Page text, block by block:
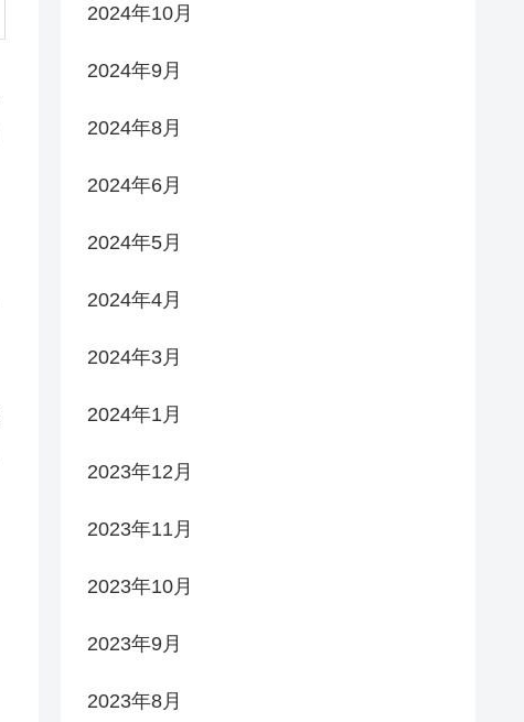
2024年10月
2024年9月
2024年8月
2024年6月
2024年5月
2024年4月
2024年3月
2024年1月
2023年12月
2023年11月
2023年10月
2023年9月
2023年8月